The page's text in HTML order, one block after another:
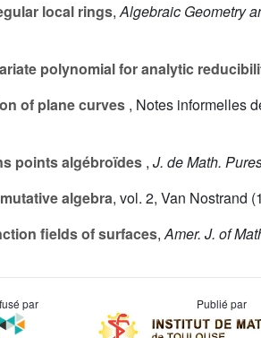
local rings,Algebraic Geometry
polynomial for analytic
of plane curves , Notes informelles
points algébroïdes , J. de Math.
algebra, vol. 2, Van Nostrand
fields of surfaces,Amer. J. of
par Publié par